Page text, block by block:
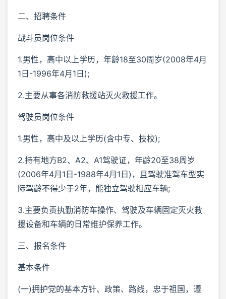
二、招聘条件
战斗员岗位条件
1.男性，高中以上学历，年龄18至30周岁(2008年4月
1日-1996年4月1日);
2.主要从事各消防救援站灭火救援工作。
驾驶员岗位条件
1.男性，高中及以上学历(含中专、技校);
2.持有地方B2、A2、A1驾驶证，年龄20至38周岁
(2006年4月1日-1988年4月1日)，且驾驶准驾车型实
际驾龄不得少于2年，能独立驾驶相应车辆;
3.主要负责执勤消防车操作、驾驶及车辆固定灭火救
援设备和车辆的日常维护保养工作。
三、报名条件
基本条件
(一)拥护党的基本方针、政策、路线，忠于祖国，遵